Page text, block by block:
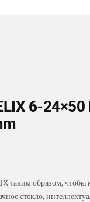
6-24×50
таким образом, чтобы
стекло,